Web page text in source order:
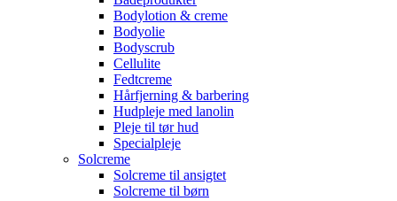
Bodylotion & creme
Bodyolie
Bodyscrub
Cellulite
Fedtcreme
Hårfjerning & barbering
Hudpleje med lanolin
Pleje til tør hud
Specialpleje
Solcreme
Solcreme til ansigtet
Solcreme til børn